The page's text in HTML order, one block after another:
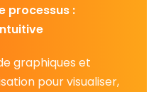
processus :
graphiques et
pour visualiser,